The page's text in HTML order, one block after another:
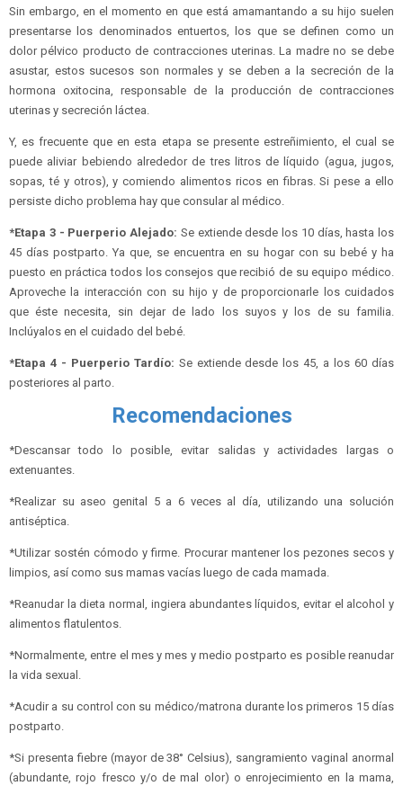
Sin embargo, en el momento en que está amamantando a su hijo suelen
presentarse los denominados entuertos, los que se definen como un
dolor pélvico producto de contracciones uterinas. La madre no se debe
asustar, estos sucesos son normales y se deben a la secreción de la
hormona oxitocina, responsable de la producción de contracciones
uterinas y secreción láctea.
Y, es frecuente que en esta etapa se presente estreñimiento, el cual se
puede aliviar bebiendo alrededor de tres litros de líquido (agua, jugos,
sopas, té y otros), y comiendo alimentos ricos en fibras. Si pese a ello
persiste dicho problema hay que consular al médico.
*Etapa 3 - Puerperio Alejado: Se extiende desde los 10 días, hasta los
45 días postparto. Ya que, se encuentra en su hogar con su bebé y ha
puesto en práctica todos los consejos que recibió de su equipo médico.
Aproveche la interacción con su hijo y de proporcionarle los cuidados
que éste necesita, sin dejar de lado los suyos y los de su familia.
Inclúyalos en el cuidado del bebé.
*Etapa 4 - Puerperio Tardío: Se extiende desde los 45, a los 60 días
posteriores al parto.
Recomendaciones
*Descansar todo lo posible, evitar salidas y actividades largas o
extenuantes.
*Realizar su aseo genital 5 a 6 veces al día, utilizando una solución
antiséptica.
*Utilizar sostén cómodo y firme. Procurar mantener los pezones secos y
limpios, así como sus mamas vacías luego de cada mamada.
*Reanudar la dieta normal, ingiera abundantes líquidos, evitar el alcohol y
alimentos flatulentos.
*Normalmente, entre el mes y mes y medio postparto es posible reanudar
la vida sexual.
*Acudir a su control con su médico/matrona durante los primeros 15 días
postparto.
*Si presenta fiebre (mayor de 38° Celsius), sangramiento vaginal anormal
(abundante, rojo fresco y/o de mal olor) o enrojecimiento en la mama,